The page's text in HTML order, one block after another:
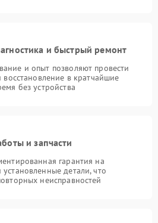
и быстрый ремонт
и опыт позволяют провести
восстановление в кратчайшие
без устройства
и запчасти
гарантия на
детали, что
неисправностей